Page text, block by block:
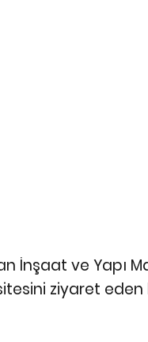
İnşaat ve Yapı
ziyaret eden